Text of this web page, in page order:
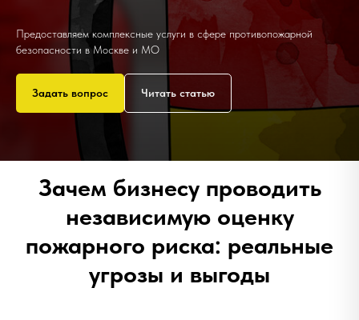
Предоставляем комплексные услуги в сфере противопожарной
безопасности в Москве и МО
Задать вопрос Читать статью
Зачем бизнесу проводить
независимую оценку
пожарного риска: реальные
угрозы и выгоды